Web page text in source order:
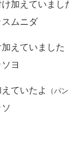
け加えていまし
ムニダ
えていました
ヨ
ていたよ （パ